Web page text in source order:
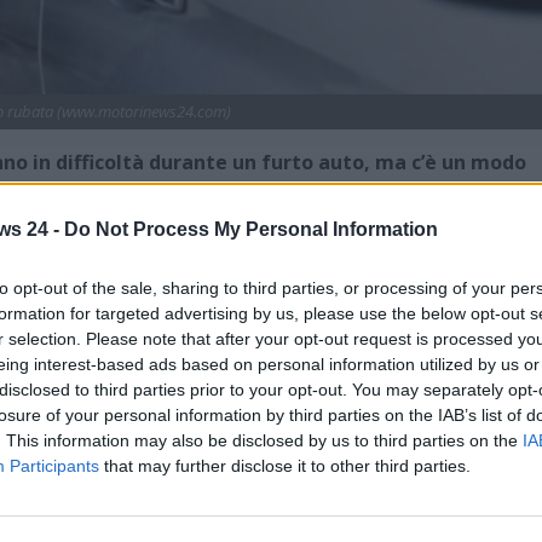
24 - Do Not Process My Personal Information
opt-out of the sale, sharing to third parties, or processing of your
for targeted advertising by us, please use the below opt-out
selection. Please note that after your opt-out request is processed
interest-based ads based on personal information utilized by us
to third parties prior to your opt-out. You may separately
of your personal information by third parties on the IAB’s list of
This information may also be disclosed by us to third parties on the
Participants that may further disclose it to other third parties.
in difficoltà durante un furto auto, ma c’è un modo
subiscono un furto auto. Una piaga in certi
di qualcosa che può incidere non poco sulla vita delle
l’auto, e magari fanno già fatica con le spese varie
vettura a quattro ruote è assolutamente necessaria per
è enorme.
per riuscire a risolvere un problema di questo tipo.
tuttavia può essere veramente di grande aiuto:
funziona esattamente.